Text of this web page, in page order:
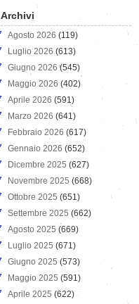
Archivi
Agosto 2026 (119)
Luglio 2026 (613)
Giugno 2026 (545)
Maggio 2026 (402)
Aprile 2026 (591)
Marzo 2026 (641)
Febbraio 2026 (617)
Gennaio 2026 (652)
Dicembre 2025 (627)
Novembre 2025 (668)
Ottobre 2025 (651)
Settembre 2025 (662)
Agosto 2025 (669)
Luglio 2025 (671)
Giugno 2025 (573)
Maggio 2025 (591)
Aprile 2025 (622)